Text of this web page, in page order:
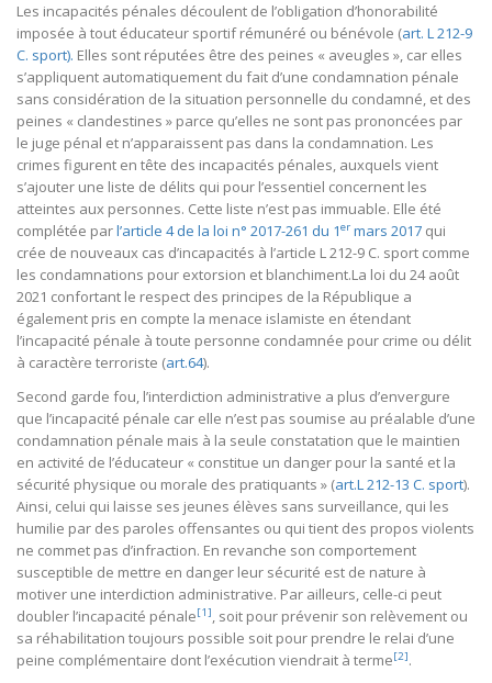
Les incapacités pénales découlent de l’obligation d’honorabilité
imposée à tout éducateur sportif rémunéré ou bénévole (art. L 212-9
C. sport). Elles sont réputées être des peines « aveugles », car elles
s’appliquent automatiquement du fait d’une condamnation pénale
sans considération de la situation personnelle du condamné, et des
peines « clandestines » parce qu’elles ne sont pas prononcées par
le juge pénal et n’apparaissent pas dans la condamnation. Les
crimes figurent en tête des incapacités pénales, auxquels vient
s’ajouter une liste de délits qui pour l’essentiel concernent les
atteintes aux personnes. Cette liste n’est pas immuable. Elle été
complétée parl’article 4 de la loi n° 2017-261 du 1er mars 2017 qui
crée de nouveaux cas d’incapacités à l’article L 212-9 C. sport comme
les condamnations pour extorsion et blanchiment.La loi du 24 août
2021 confortant le respect des principes de la République a
également pris en compte la menace islamiste en étendant
l’incapacité pénale à toute personne condamnée pour crime ou délit
à caractère terroriste (art.64).
Second garde fou, l’interdiction administrative a plus d’envergure
que l’incapacité pénale car elle n’est pas soumise au préalable d’une
condamnation pénale mais à la seule constatation que le maintien
en activité de l’éducateur « constitue un danger pour la santé et la
sécurité physique ou morale des pratiquants » (art.L 212-13 C. sport).
Ainsi, celui qui laisse ses jeunes élèves sans surveillance, qui les
humilie par des paroles offensantes ou qui tient des propos violents
ne commet pas d’infraction. En revanche son comportement
susceptible de mettre en danger leur sécurité est de nature à
motiver une interdiction administrative. Par ailleurs, celle-ci peut
doubler l’incapacité pénale[1], soit pour prévenir son relèvement ou
sa réhabilitation toujours possible soit pour prendre le relai d’une
peine complémentaire dont l’exécution viendrait à terme[2].